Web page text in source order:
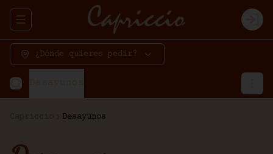
Abrir menu de navegación
¿Dónde quieres pedir?
Desayunos